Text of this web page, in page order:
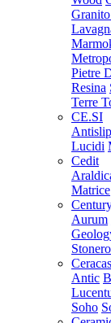
Pietre
Resina
Terre
CE.SI
Antislip
Lucidi
Cedit
Matrice
Aurum
Antic
Soho